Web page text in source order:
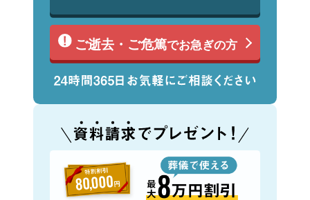
ご逝去・ご危篤でお急ぎの方